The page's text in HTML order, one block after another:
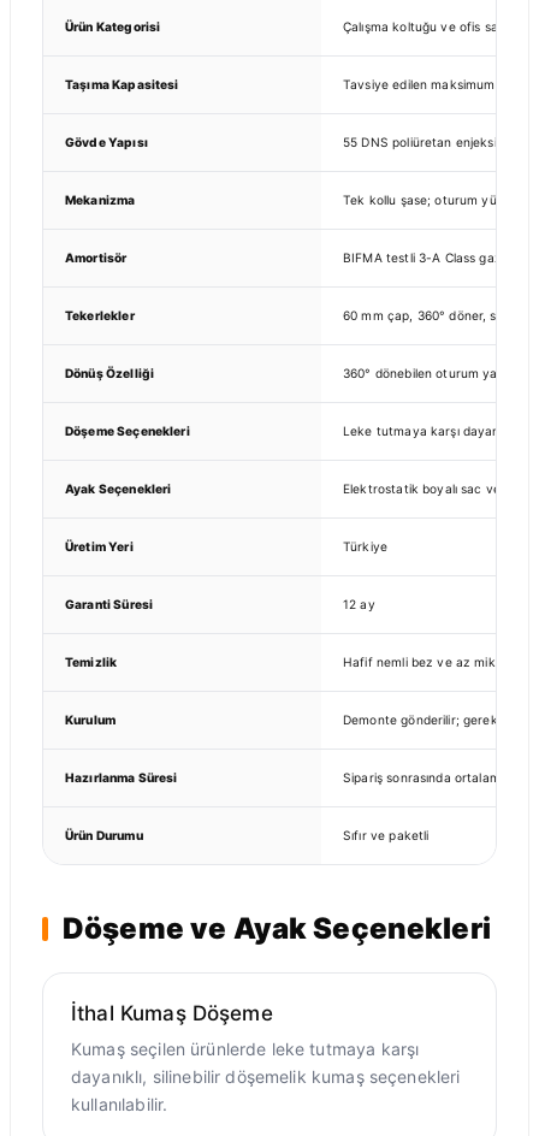
Ürün Kategorisi Çalışma koltuğu ve ofis
Taşıma Kapasitesi Tavsiye edilen maksimum
Gövde Yapısı 55 DNS poliüretan enjeksiyon
Mekanizma Tek kollu şase; oturum
Amortisör BIFMA testli 3-A Class gazlı
Tekerlekler 60 mm çap, 360° döner, sert ve
Dönüş Özelliği 360° dönebilen oturum yapısı
Döşeme Seçenekleri Leke tutmaya karşı dayanıklı
Ayak Seçenekleri Elektrostatik boyalı sac veya
Üretim Yeri Türkiye
Garanti Süresi 12 ay
Temizlik Hafif nemli bez ve az miktarda
Kurulum Demonte gönderilir; gerekli
Hazırlanma Süresi Sipariş sonrasında ortalama
Ürün Durumu Sıfır ve paketli
Döşeme ve Ayak Seçenekleri
İthal Kumaş Döşeme
Kumaş seçilen ürünlerde leke tutmaya karşı
dayanıklı, silinebilir döşemelik kumaş seçenekleri
kullanılabilir.